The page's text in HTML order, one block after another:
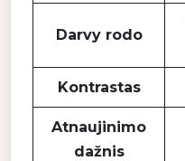
Darvy rodo
Kontrastas
Atnaujinimo
dažnis